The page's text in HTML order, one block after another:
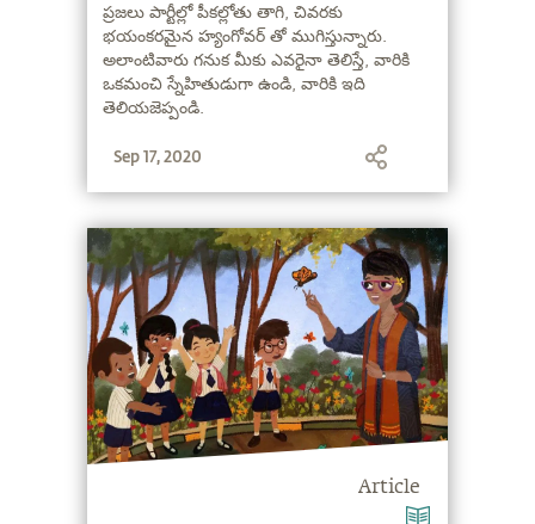
మీరే!
ప్రజలు పార్టీల్లో పీకల్లోతు తాగి, చివరకు
భయంకరమైన హ్యంగోవర్ తో ముగిస్తున్నారు.
అలాంటివారు గనుక మీకు ఎవరైనా తెలిస్తే, వారికి
ఒకమంచి స్నేహితుడుగా ఉండి, వారికి ఇది
తెలియజెప్పండి.
Sep 17, 2020
Article